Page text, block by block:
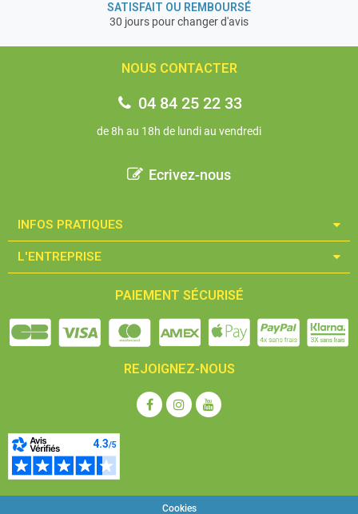
SATISFAIT OU REMBOURSÉ
30 jours pour changer d'avis
NOUS CONTACTER
04 84 25 22 33
de 8h au 18h de lundi au vendredi
Ecrivez-nous
INFOS PRATIQUES​
L'ENTREPRISE​
PAIEMENT SÉCURISÉ
REJOIGNEZ-NOUS
Cookies